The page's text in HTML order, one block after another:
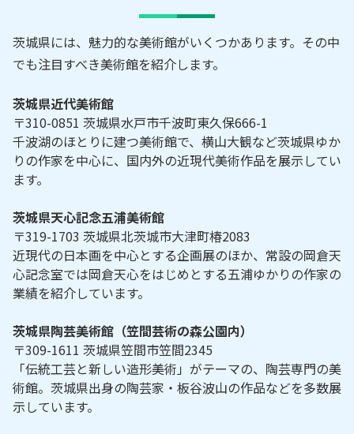
茨城県には、魅力的な美術館がいくつかあります。その中
でも注目すべき美術館を紹介します。
茨城県近代美術館
〒310-0851 茨城県水戸市千波町東久保666-1
千波湖のほとりに建つ美術館で、横山大観など茨城県ゆか
りの作家を中心に、国内外の近現代美術作品を展示してい
ます。
茨城県天心記念五浦美術館
〒319-1703 茨城県北茨城市大津町椿2083
近現代の日本画を中心とする企画展のほか、常設の岡倉天
心記念室では岡倉天心をはじめとする五浦ゆかりの作家の
業績を紹介しています。
茨城県陶芸美術館（笠間芸術の森公園内）
〒309-1611 茨城県笠間市笠間2345
「伝統工芸と新しい造形美術」がテーマの、陶芸専門の美
術館。茨城県出身の陶芸家・板谷波山の作品などを多数展
示しています。